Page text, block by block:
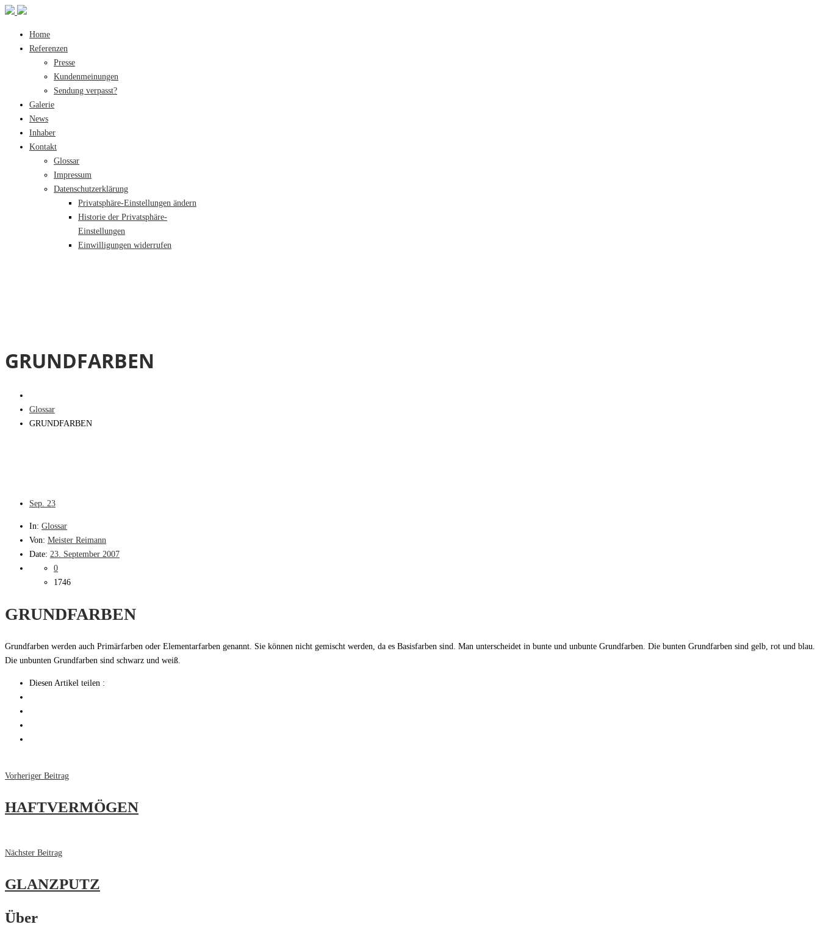
Home
Referenzen
Presse
Kundenmeinungen
Sendung verpasst?
Galerie
News
Inhaber
Kontakt
Glossar
Impressum
Datenschutzerklärung
Privatsphäre-Einstellungen ändern
Historie der Privatsphäre-
Einstellungen
Einwilligungen widerrufen
GRUNDFARBEN
Glossar
GRUNDFARBEN
Sep. 23
In: Glossar
Von: Meister Reimann
Date: 23. September 2007
0
1746
GRUNDFARBEN
Grundfarben werden auch Primärfarben oder Elementarfarben genannt. Sie können nicht gemischt werden, da es Basisfarben sind. Man unterscheidet in bunte und unbunte Grundfarben. Die bunten Grundfarben sind gelb, rot und blau.
Die unbunten Grundfarben sind schwarz und weiß.
Diesen Artikel teilen :
Vorheriger Beitrag
HAFTVERMÖGEN
Nächster Beitrag
GLANZPUTZ
Über